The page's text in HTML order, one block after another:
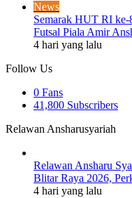
News
Semarak HUT RI ke-
Futsal Piala Amir
4 hari yang lalu
Follow Us
0 Fans
41,800 Subscribers
Relawan Ansharusyariah
Relawan Ansharu
Blitar Raya 2026,
4 hari yang lalu